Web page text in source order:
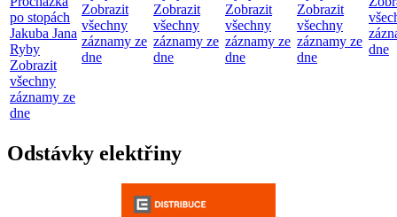
po stopách
Jakuba Jana
Ryby
Zobrazit
všechny
záznamy ze
dne
Zobrazit
všechny
záznamy ze
dne
Zobrazit
všechny
záznamy ze
dne
Zobrazit
všechny
záznamy ze
dne
Zobrazit
všechny
záznamy ze
dne
dne
Odstávky elektřiny